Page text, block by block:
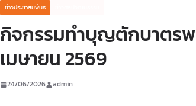
ข่าวประชาสัมพันธ์
กิจกรรมทำบุญตักบาตร
เมษายน 2569
24/06/2026 admin